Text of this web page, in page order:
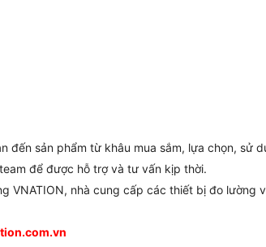
đến sản phẩm từ khâu mua sắm, lựa chọn, sử
để được hỗ trợ và tư vấn kịp thời.
VNATION, nhà cung cấp các thiết bị đo lường